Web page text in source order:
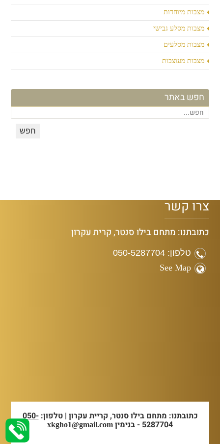
מצבות מיוחדות
מצבות מסלע גבישי
מצבות מסלעים
מצבות מעוצבות
חפש באתר
צרו קשר
כתובתנו: מתחם בילו סנטר, קרית עקרון
טלפון: 050-5287704
See Map
כתובתנו: מתחם בילו סנטר, קריית עקרון | טלפון:050-
5287704- בנימין xkgho1@gmail.com